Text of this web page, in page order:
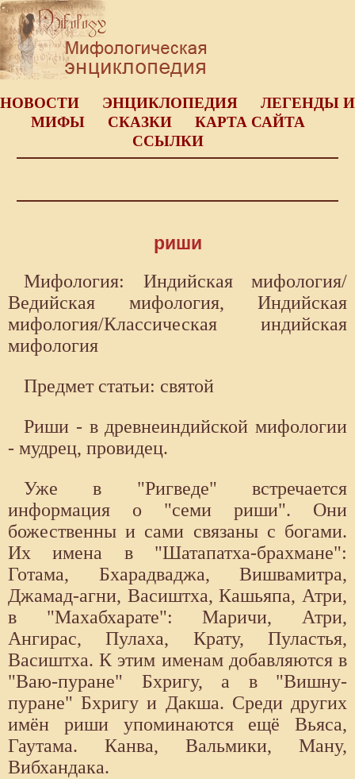
НОВОСТИ ЭНЦИКЛОПЕДИЯ
ЛЕГЕНДЫ И
МИФЫ
СКАЗКИ
КАРТА САЙТА
ССЫЛКИ
риши
Мифология: Индийская мифология/
Ведийская мифология, Индийская
мифология/Классическая индийская
мифология
Предмет статьи: святой
Риши - в древнеиндийской мифологии
- мудрец, провидец.
Уже в "Ригведе" встречается
информация о "семи риши". Они
божественны и сами связаны с богами.
Их имена в "Шатапатха-брахмане":
Готама, Бхарадваджа, Вишвамитра,
Джамад-агни, Васиштха, Кашьяпа, Атри,
в "Махабхарате": Маричи, Атри,
Ангирас, Пулаха, Крату, Пуластья,
Васиштха. К этим именам добавляются в
"Ваю-пуране" Бхригу, а в "Вишну-
пуране" Бхригу и Дакша. Среди других
имён риши упоминаются ещё Вьяса,
Гаутама. Канва, Вальмики, Ману,
Вибхандака.